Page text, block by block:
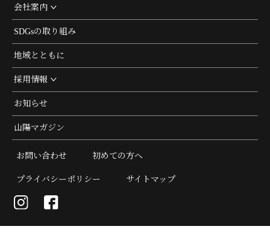
会社案内
SDGsの取り組み
地域とともに
採用情報
お知らせ
山陽マガジン
お問い合わせ 初めての方へ
プライバシーポリシー サイトマップ